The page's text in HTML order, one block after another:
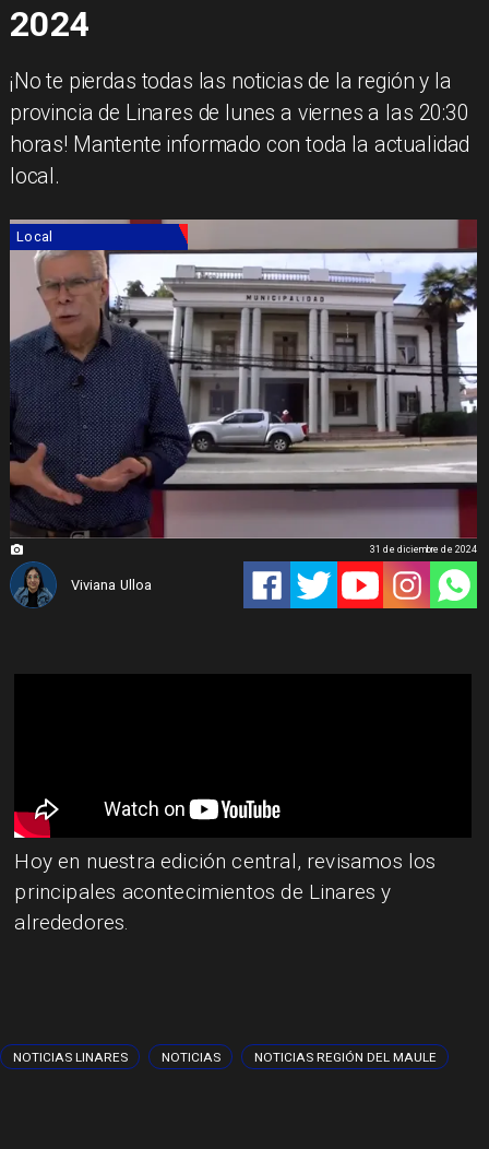
2024
¡No te pierdas todas las noticias de la región y la
provincia de Linares de lunes a viernes a las 20:30
horas! Mantente informado con toda la actualidad
local.
Local
Viviana Ulloa
31 de diciembre de 2024
​​Hoy en nuestra edición central, revisamos los
principales acontecimientos de Linares y
alrededores.
NOTICIAS LINARES NOTICIAS NOTICIAS REGIÓN DEL MAULE